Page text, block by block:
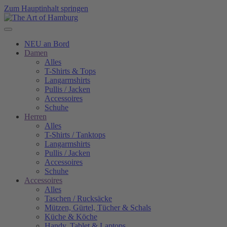
Zum Hauptinhalt springen
NEU an Bord
Damen
Alles
T-Shirts & Tops
Langarmshirts
Pullis / Jacken
Accessoires
Schuhe
Herren
Alles
T-Shirts / Tanktops
Langarmshirts
Pullis / Jacken
Accessoires
Schuhe
Accessoires
Alles
Taschen / Rucksäcke
Mützen, Gürtel, Tücher & Schals
Küche & Köche